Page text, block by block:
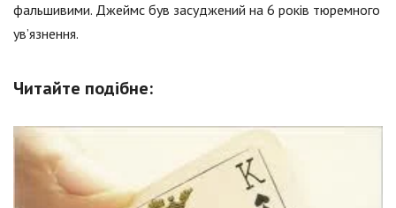
фальшивими. Джеймс був засуджений на 6 років тюремного
ув’язнення.
Читайте подібне: